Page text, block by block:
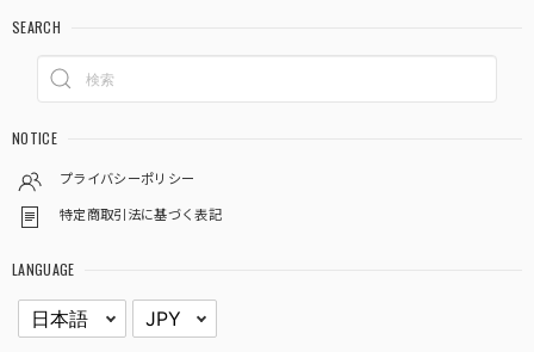
SEARCH
NOTICE
プライバシーポリシー
特定商取引法に基づく表記
LANGUAGE